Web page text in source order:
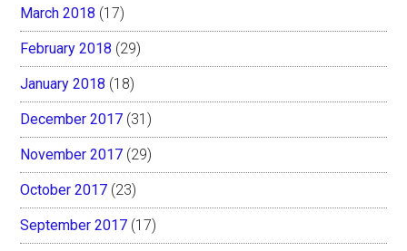
March 2018 (17)
February 2018 (29)
January 2018 (18)
December 2017 (31)
November 2017 (29)
October 2017 (23)
September 2017 (17)